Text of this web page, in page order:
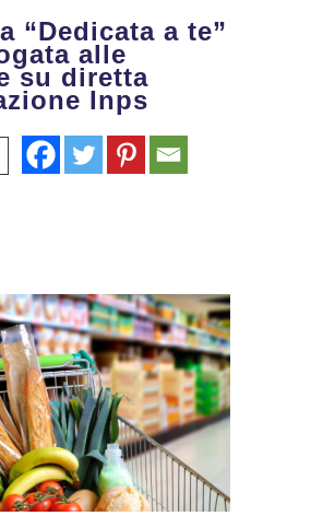
“Dedicata a te”
alle
su diretta
Inps